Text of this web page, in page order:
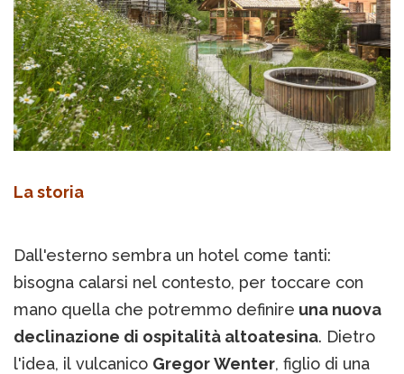
La storia
Dall'esterno sembra un hotel come tanti:
bisogna calarsi nel contesto, per toccare con
mano quella che potremmo definire una nuova
declinazione di ospitalità altoatesina. Dietro
l'idea, il vulcanico Gregor Wenter, figlio di una